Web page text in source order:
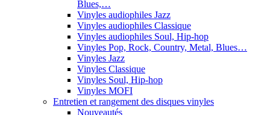
Blues,…
Vinyles audiophiles Jazz
Vinyles audiophiles Classique
Vinyles audiophiles Soul, Hip-hop
Vinyles Pop, Rock, Country, Metal, Blues…
Vinyles Jazz
Vinyles Classique
Vinyles Soul, Hip-hop
Vinyles MOFI
Entretien et rangement des disques vinyles
Nouveautés